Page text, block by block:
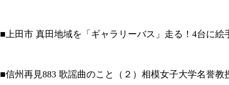
■上田市 真田地域を「ギャラリーバス」走る！4台に
■信州再見883 歌謡曲のこと（２）相模女子大学名誉教